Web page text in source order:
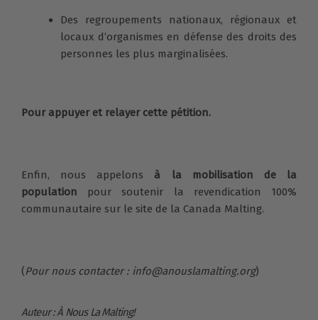
Des regroupements nationaux, régionaux et
locaux d’organismes en défense des droits des
personnes les plus marginalisées.
Pour appuyer et relayer cette pétition.
Enfin, nous appelons à la mobilisation de la
population pour soutenir la revendication 100%
communautaire sur le site de la Canada Malting.
(Pour nous contacter : info@anouslamalting.org)
Auteur : À Nous La Malting!